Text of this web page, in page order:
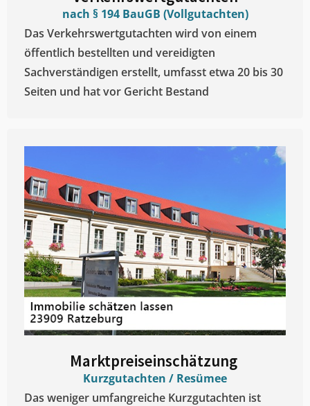
nach § 194 BauGB (Vollgutachten)
Das Verkehrswertgutachten wird von einem
öffentlich bestellten und vereidigten
Sachverständigen erstellt, umfasst etwa 20 bis 30
Seiten und hat vor Gericht Bestand
Marktpreiseinschätzung ​
Kurzgutachten / Resümee
Das weniger umfangreiche Kurzgutachten ist